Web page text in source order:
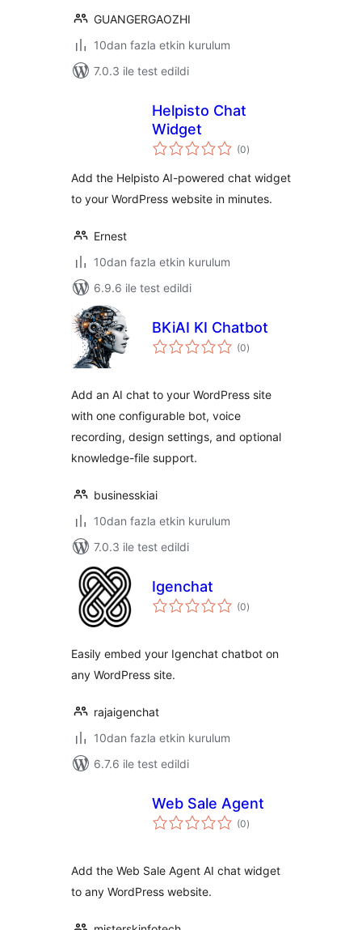
GUANGERGAOZHI
10dan fazla etkin kurulum
7.0.3 ile test edildi
Helpisto Chat
Widget
(0toplam
puan
)
Add the Helpisto AI-powered chat widget
to your WordPress website in minutes.
Ernest
10dan fazla etkin kurulum
6.9.6 ile test edildi
BKiAI KI Chatbot
(0toplam
puan
)
Add an AI chat to your WordPress site
with one configurable bot, voice
recording, design settings, and optional
knowledge-file support.
businesskiai
10dan fazla etkin kurulum
7.0.3 ile test edildi
Igenchat
(0toplam
puan
)
Easily embed your Igenchat chatbot on
any WordPress site.
rajaigenchat
10dan fazla etkin kurulum
6.7.6 ile test edildi
Web Sale Agent
(0toplam
puan
)
Add the Web Sale Agent AI chat widget
to any WordPress website.